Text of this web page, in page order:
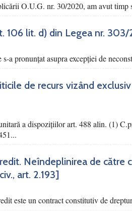
O.U.G. nr. 30/2020, am avut
106 lit. d) din Legea nr.
a pronunțat asupra excepției de
de recurs vizând
a dispozițiilor art. 488 alin. (1)
Neîndeplinirea de
art. 2.193]
este un contract constitutiv de